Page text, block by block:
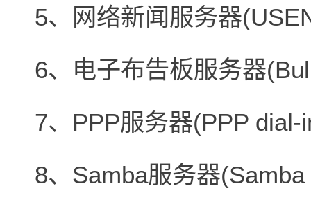
5、网络新闻服务器
6、电子布告板服务器
7、PPP服务器(PPP
8、Samba服务器